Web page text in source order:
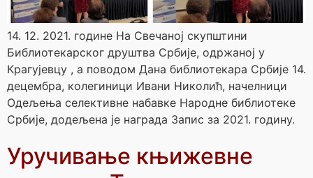
14. 12. 2021. године На Свечаној скупштини
Библиотекарског друштва Србије, одржаној у
Крагујевцу , а поводом Дана библиотекара Србије 14.
децембра, колегиници Ивани Николић, начелници
Одељења селективне набавке Народне библиотеке
Србије, додељена је награда Запис за 2021. годину.
Уручивање књижевне